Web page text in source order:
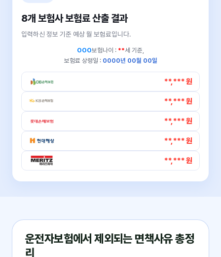
8개 보험사 보험료 산출 결과
입력하신 정보 기준 예상 월 보험료입니다.
OOO보험나이 : **세 기준,
보험료 상령일 : 0000년 00월 00일
**,*** 원
**,*** 원
**,*** 원
**,*** 원
**,*** 원
운전자보험에서 제외되는 면책사유 총정
리